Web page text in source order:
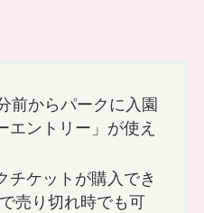
前からパークに入園
エントリー」が使え
チケットが購入でき
売り切れ時でも可